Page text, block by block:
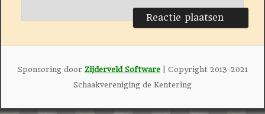
Sponsoring door Zijderveld Software| Copyright 2013-2021
Schaakvereniging de Kentering